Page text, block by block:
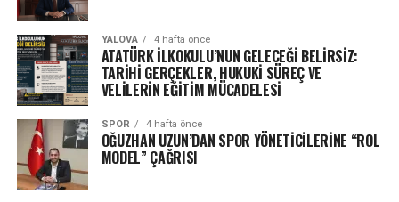
YALOVA 4 hafta önce
ATATÜRK İLKOKULU’NUN GELECEĞİ BELİRSİZ:
TARİHİ GERÇEKLER, HUKUKİ SÜREÇ VE
VELİLERİN EĞİTİM MÜCADELESİ
SPOR 4 hafta önce
OĞUZHAN UZUN’DAN SPOR YÖNETİCİLERİNE “ROL
MODEL” ÇAĞRISI